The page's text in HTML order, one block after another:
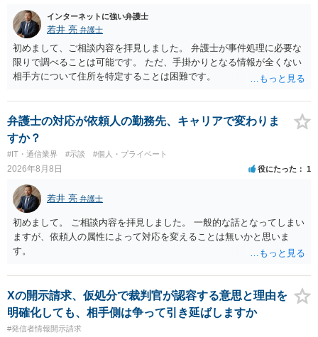
インターネットに強い弁護士
若井 亮 弁護士
初めまして、ご相談内容を拝見しました。 弁護士が事件処理に必要な
限りで調べることは可能です。 ただ、手掛かりとなる情報が全くない
相手方について住所を特定することは困難です。
弁護士の対応が依頼人の勤務先、キャリアで変わりま
すか？
#IT・通信業界 #示談 #個人・プライベート
2026年8月8日 役にたった 1
若井 亮 弁護士
初めまして。 ご相談内容を拝見しました。 一般的な話となってしまい
ますが、依頼人の属性によって対応を変えることは無いかと思いま
す。
Xの開示請求、仮処分で裁判官が認容する意思と理由を
明確化しても、相手側は争って引き延ばしますか
#発信者情報開示請求